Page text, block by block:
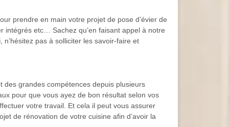
prendre en main votre projet de pose d’évier de
intégrés etc… Sachez qu’en faisant appel à notre
pas à solliciter les savoir-faire et
des grandes compétences depuis plusieurs
pour que vous ayez de bon résultat selon vos
votre travail. Et cela il peut vous assurer
de rénovation de votre cuisine afin d’avoir la